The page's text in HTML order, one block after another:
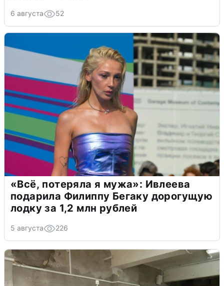
6 августа 52
«Всё, потеряла я мужа»: Ивлеева
подарила Филиппу Бегаку дорогущую
лодку за 1,2 млн рублей
5 августа 226